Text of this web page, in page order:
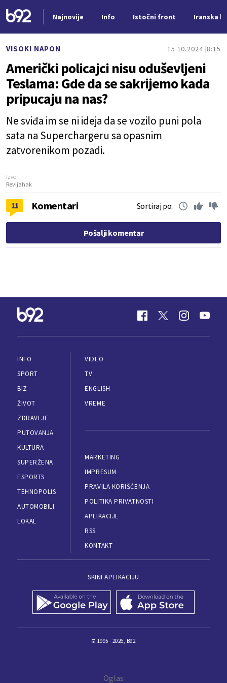
Najnovije Info Istočni front Iranska
VISOKI NAPON 15.10.2024. 8:15
Američki policajci nisu oduševljeni
Teslama: Gde da se sakrijemo kada
pripucaju na nas?
Ne sviđa im se ni ideja da se vozilo puni pola
sata na Superchargeru sa opasnim
zatvorenikom pozadi.
Izvor:
Revijahak
11 Komentari Sortiraj po:
Pošalji komentar
INFO
SPORT
BIZ
ŽIVOT
ZDRAVLJE
PUTOVANJA
KULTURA
SUPERŽENA
ESPORTS
TEHNOPOLIS
AUTOMOBILI
LOKAL
VIDEO
TV
ENGLISH
VREME
MARKETING
IMPRESUM
PRAVILA KORIŠĆENJA
POLITIKA PRIVATNOSTI
APLIKACIJE
RSS
KONTAKT
SKINI APLIKACIJU
© 1995 - 2026, B92